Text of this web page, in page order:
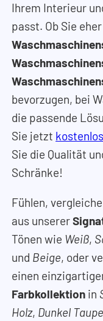
Ihrem Interieur
passt. Ob Sie
bevorzugen, bei
die passende
Sie jetzt
Sie die Qualität
Schränke!
Fühlen,
aus unserer
Tönen wie Weiß,
und Beige, oder
einen
Farbkollektion in
Holz, Dunkel Taupe